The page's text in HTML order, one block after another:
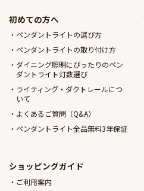
初めての方へ
ペンダントライトの選び方
ペンダントライトの取り付け方
ダイニング照明にぴったりのペン
ダントライト灯数選び
ライティング・ダクトレールにつ
いて
よくあるご質問（Q&A）
ペンダントライト全品無料3年保証
ショッピングガイド
ご利用案内